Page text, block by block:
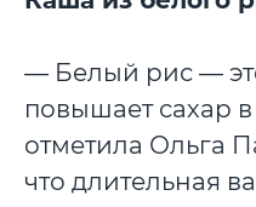
— Белый рис —
повышает сахар
отметила Ольга
что длительная